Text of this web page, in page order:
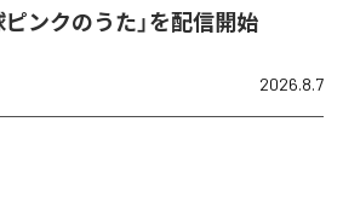
ンクのうた」を配信開始
2026.8.7